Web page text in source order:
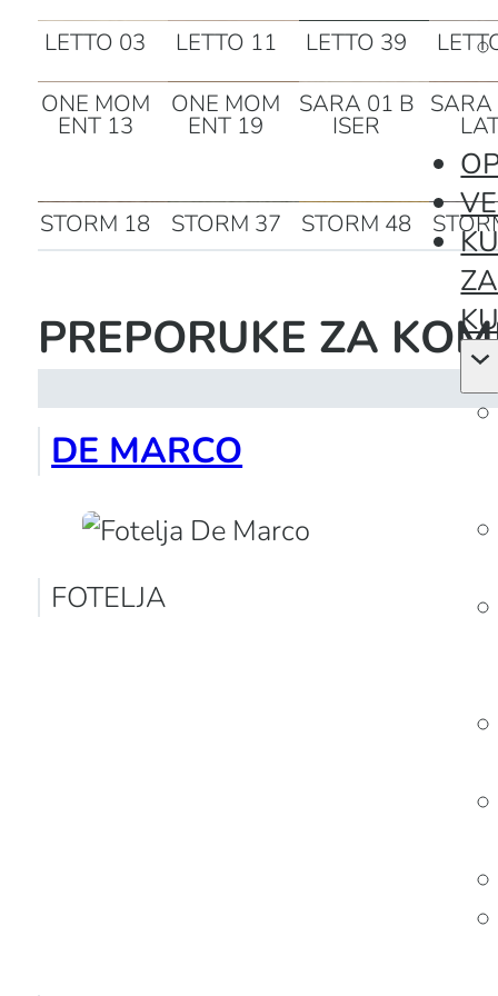
ZA
LETTO 03 LETTO 11 LETTO 39
ONE MOM
ENT 13
ONE MOM
ENT 19
SARA 01 B
ISER
STORM 18 STORM 37 STORM 48
PREPORUKE ZA
DE MARCO
FOTELJA